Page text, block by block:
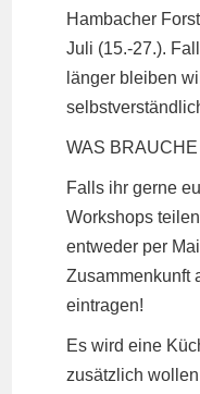
Hambacher
Juli (15.-27.).
länger bleiben
WAS
Falls ihr gerne
Workshops
entweder per
Zusammenkunft
eintragen!
Es wird eine
zusätzlich